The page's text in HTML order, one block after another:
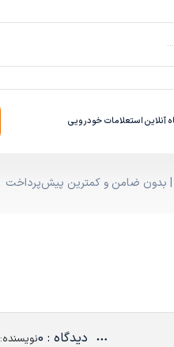
آنلایناستعلامات خودرویی
| بدون ضامن و کمترین پیش‌پرداخت
دیدگاه : 0 نویسنده: